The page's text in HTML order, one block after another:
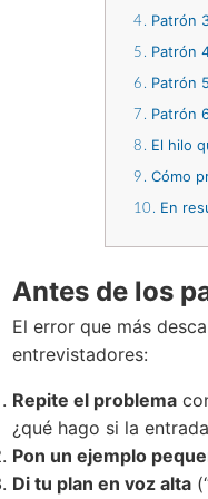
4 Patrón
5 Patrón
6 Patrón
7 Patrón
8 El hilo
9 Cómo
10 En
Antes de los
El error que más
entrevistadores:
Repite el problema
¿qué hago si la
Pon un ejemplo
Di tu plan en voz alta